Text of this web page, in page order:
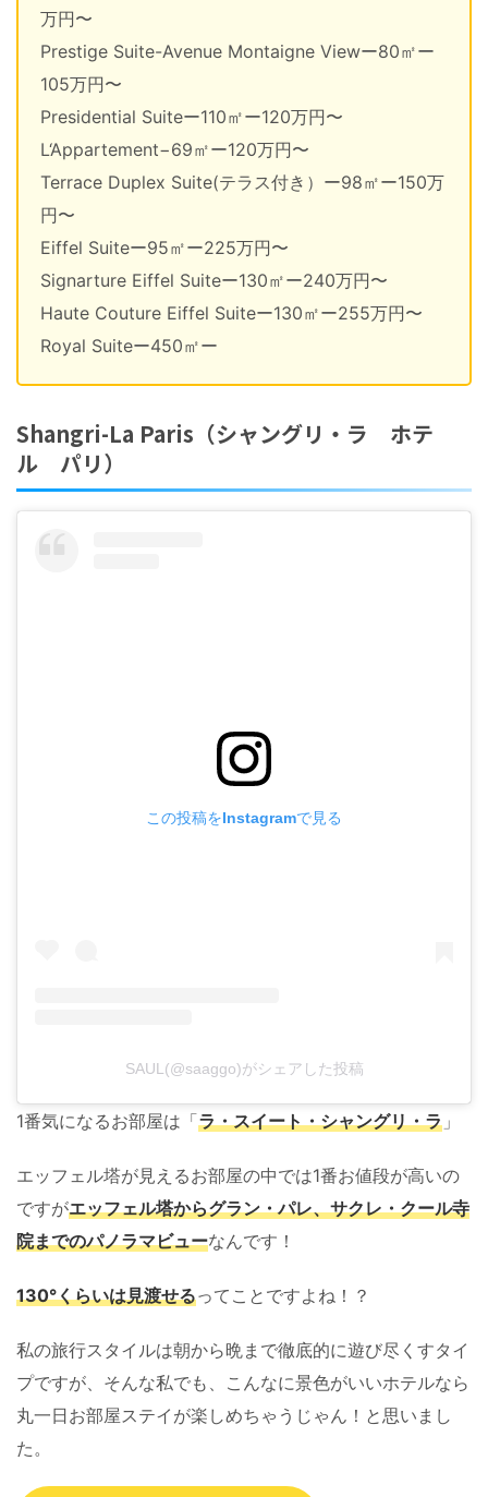
万円〜
Prestige Suite-Avenue Montaigne Viewー80㎡ー
105万円〜
Presidential Suiteー110㎡ー120万円〜
L‘Appartement−69㎡ー120万円〜
Terrace Duplex Suite(テラス付き）ー98㎡ー150万
円〜
Eiffel Suiteー95㎡ー225万円〜
Signarture Eiffel Suiteー130㎡ー240万円〜
Haute Couture Eiffel Suiteー130㎡ー255万円〜
Royal Suiteー450㎡ー
Shangri-La Paris（シャングリ・ラ ホテ
ル パリ）
この投稿をInstagramで見る
SAUL(@saaggo)がシェアした投稿
1番気になるお部屋は「ラ・スイート・シャングリ・ラ 」
エッフェル塔が見えるお部屋の中では1番お値段が高いの
ですがエッフェル塔からグラン・パレ、サクレ・クール寺
院までのパノラマビューなんです！
130°くらいは見渡せるってことですよね！？
私の旅行スタイルは朝から晩まで徹底的に遊び尽くすタイ
プですが、そんな私でも、こんなに景色がいいホテルなら
丸一日お部屋ステイが楽しめちゃうじゃん！と思いまし
た。